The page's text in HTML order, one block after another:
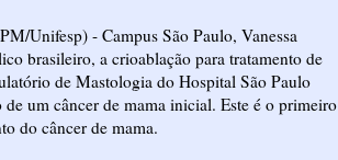
Unifesp) - Campus São Paulo, Vanessa
brasileiro, a crioablação para tratamento de
de Mastologia do Hospital São Paulo
um câncer de mama inicial. Este é o primeiro
do câncer de mama.